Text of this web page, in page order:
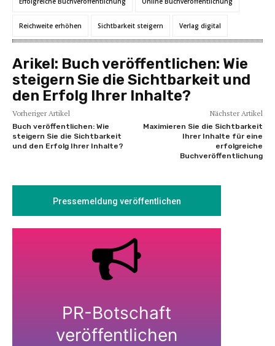
Reichweite erhöhen Sichtbarkeit steigern Verlag digital
Arikel: Buch veröffentlichen: Wie
steigern Sie die Sichtbarkeit und
den Erfolg Ihrer Inhalte?
Vorheriger Artikel
Buch veröffentlichen: Wie
steigern Sie die Sichtbarkeit
und den Erfolg Ihrer Inhalte?
Nächster Artikel
Maximieren Sie die Sichtbarkeit
Ihrer Inhalte für eine
erfolgreiche
Buchveröffentlichung
Pressemeldung veröffentlichen
PR-Botschaft
veröffentlichen